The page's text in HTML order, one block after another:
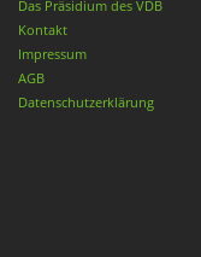
Das Präsidium des VDB
Kontakt
Impressum
AGB
Datenschutzerklärung